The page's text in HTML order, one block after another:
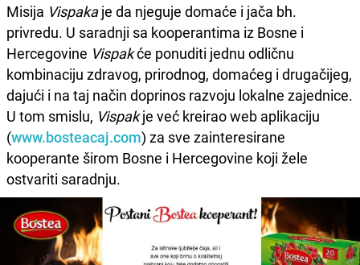
Misija Vispakaje da njeguje domaće i jača bh.
privredu. U saradnji sa kooperantima iz Bosne i
Hercegovine Vispakće ponuditi jednu odličnu
kombinaciju zdravog, prirodnog, domaćeg i drugačijeg,
dajući i na taj način doprinos razvoju lokalne zajednice.
U tom smislu, Vispakje već kreirao web aplikaciju
(www.bosteacaj.com) za sve zainteresirane
kooperante širom Bosne i Hercegovine koji žele
ostvariti saradnju.